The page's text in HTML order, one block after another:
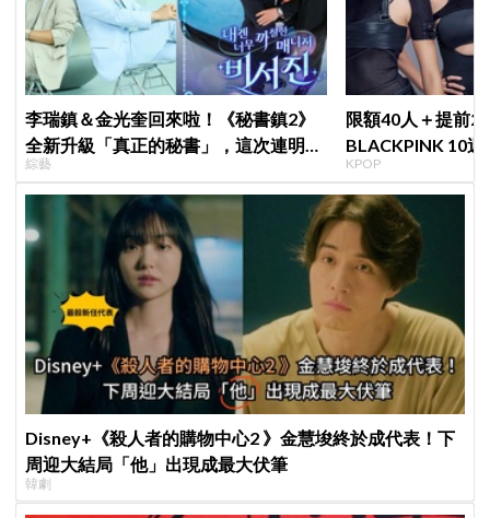
李瑞鎮＆金光奎回來啦！《秘書鎮2》
全新升級「真正的秘書」，這次連明星
私生活都包辦！8月28日首播
綜藝
限額40人＋提前2
BLACKPINK 10
衍」，YG急證實
KPOP
Disney+《殺人者的購物中心2 》金慧埈終於成代表！下
周迎大結局「他」出現成最大伏筆
韓劇